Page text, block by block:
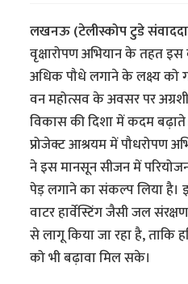
लखनऊ (टेलीस्कोप टुडे
वृक्षारोपण अभियान के तहत इस
अधिक पौधे लगाने के लक्ष्य को
वन महोत्सव के अवसर पर
विकास की दिशा में कदम
प्रोजेक्ट आश्रयम में पौधरोपण
ने इस मानसून सीजन में
पेड़ लगाने का संकल्प लिया है।
वाटर हार्वेस्टिंग जैसी जल
से लागू किया जा रहा है, ताकि
को भी बढ़ावा मिल सके।